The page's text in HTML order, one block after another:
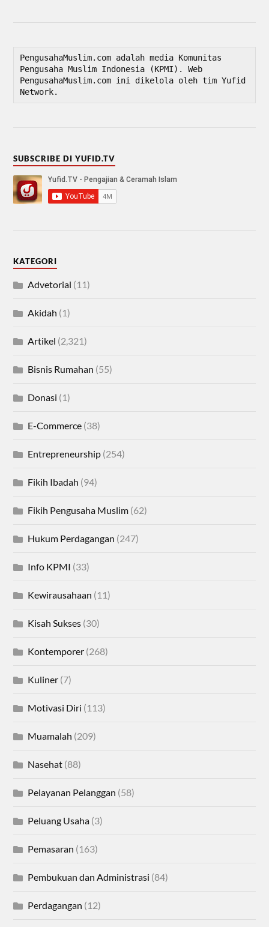
PengusahaMuslim.com adalah media Komunitas
Pengusaha Muslim Indonesia (KPMI). Web
PengusahaMuslim.com ini dikelola oleh tim Yufid
Network.
SUBSCRIBE DI YUFID.TV
KATEGORI
Advetorial (11)
Akidah (1)
Artikel (2,321)
Bisnis Rumahan (55)
Donasi (1)
E-Commerce (38)
Entrepreneurship (254)
Fikih Ibadah (94)
Fikih Pengusaha Muslim (62)
Hukum Perdagangan (247)
Info KPMI (33)
Kewirausahaan (11)
Kisah Sukses (30)
Kontemporer (268)
Kuliner (7)
Motivasi Diri (113)
Muamalah (209)
Nasehat (88)
Pelayanan Pelanggan (58)
Peluang Usaha (3)
Pemasaran (163)
Pembukuan dan Administrasi (84)
Perdagangan (12)